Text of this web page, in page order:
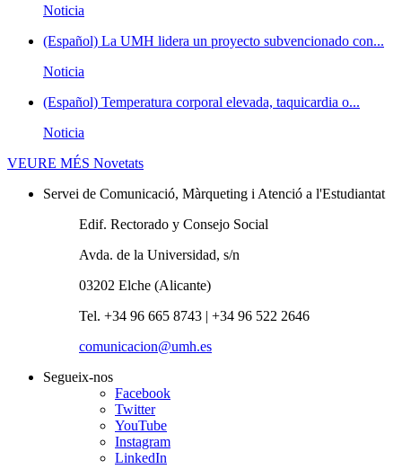
Noticia
(Español) La UMH lidera un proyecto subvencionado con...
Noticia
(Español) Temperatura corporal elevada, taquicardia o...
Noticia
VEURE MÉS Novetats
Servei de Comunicació, Màrqueting i Atenció a l'Estudiantat
Edif. Rectorado y Consejo Social
Avda. de la Universidad, s/n
03202 Elche (Alicante)
Tel. +34 96 665 8743 | +34 96 522 2646
comunicacion@umh.es
Segueix-nos
Facebook
Twitter
YouTube
Instagram
LinkedIn